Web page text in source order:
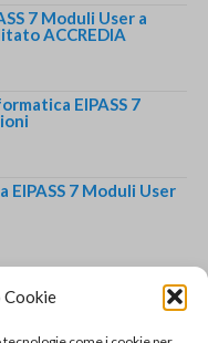
Cookie
7 Moduli User a
ACCREDIA
EIPASS 7
7 Moduli User